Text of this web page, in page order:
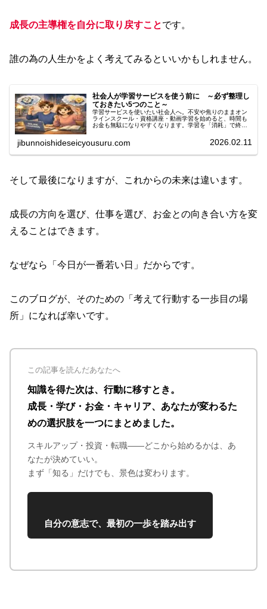
成長の主導権を自分に取り戻すことです。
誰の為の人生かをよく考えてみるといいかもしれません。
社会人が学習サービスを使う前に ～必ず整理し
ておきたい5つのこと～
学習サービスを使いたい社会人へ。不安や焦りのままオン
ラインスクール・資格講座・動画学習を始めると、時間も
お金も無駄になりやすくなります。学習を「消耗」で終わ
jibunnoishideseicyousuru.com 2026.02.11
そして最後になりますが、これからの未来は違います。
成長の方向を選び、仕事を選び、お金との向き合い方を変
えることはできます。
なぜなら「今日が一番若い日」だからです。
このブログが、そのための「考えて行動する一歩目の場
所」になれば幸いです。
この記事を読んだあなたへ
知識を得た次は、行動に移すとき。
成長・学び・お金・キャリア、あなたが変わるた
めの選択肢を一つにまとめました。
スキルアップ・投資・転職——どこから始めるかは、あ
なたが決めていい。
まず「知る」だけでも、景色は変わります。
自分の意志で、最初の一歩を踏み出す